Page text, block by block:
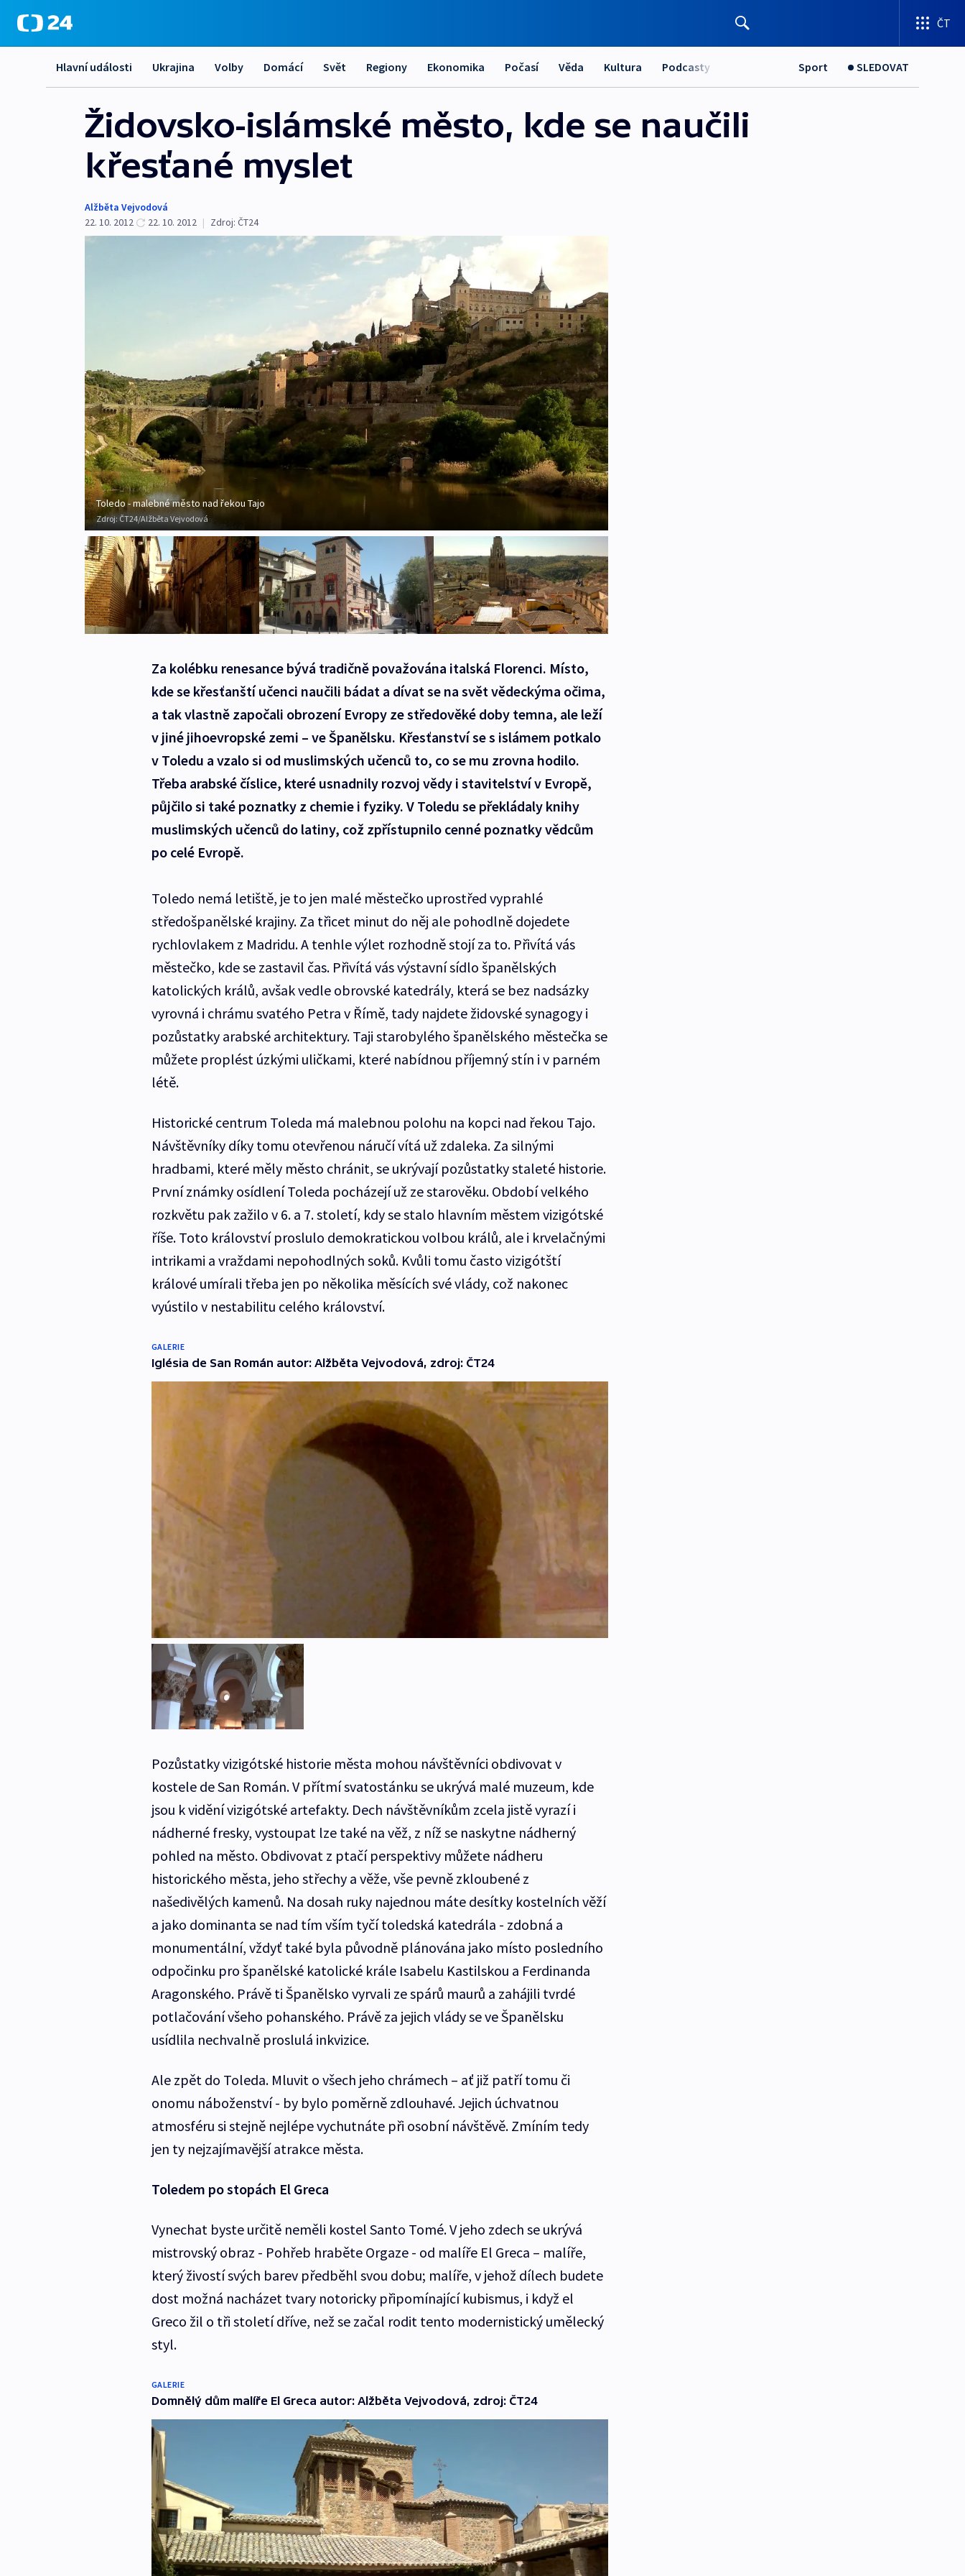
ČT
Hlavní události Ukrajina Volby Domácí Svět Regiony Ekonomika Počasí Věda Kultura Podcasty Sport SLEDOVAT
Židovsko-islámské město, kde se naučili
křesťané myslet
Alžběta Vejvodová
22. 10. 2012
22. 10. 2012 | Zdroj: ČT24
Toledo - malebné město nad řekou Tajo
Zdroj: ČT24/Alžběta Vejvodová
Za kolébku renesance bývá tradičně považována italská Florenci. Místo,
kde se křesťanští učenci naučili bádat a dívat se na svět vědeckýma očima,
a tak vlastně započali obrození Evropy ze středověké doby temna, ale leží
v jiné jihoevropské zemi – ve Španělsku. Křesťanství se s islámem potkalo
v Toledu a vzalo si od muslimských učenců to, co se mu zrovna hodilo.
Třeba arabské číslice, které usnadnily rozvoj vědy i stavitelství v Evropě,
půjčilo si také poznatky z chemie i fyziky. V Toledu se překládaly knihy
muslimských učenců do latiny, což zpřístupnilo cenné poznatky vědcům
po celé Evropě.
Toledo nemá letiště, je to jen malé městečko uprostřed vyprahlé
středošpanělské krajiny. Za třicet minut do něj ale pohodlně dojedete
rychlovlakem z Madridu. A tenhle výlet rozhodně stojí za to. Přivítá vás
městečko, kde se zastavil čas. Přivítá vás výstavní sídlo španělských
katolických králů, avšak vedle obrovské katedrály, která se bez nadsázky
vyrovná i chrámu svatého Petra v Římě, tady najdete židovské synagogy i
pozůstatky arabské architektury. Taji starobylého španělského městečka se
můžete proplést úzkými uličkami, které nabídnou příjemný stín i v parném
létě.
Historické centrum Toleda má malebnou polohu na kopci nad řekou Tajo.
Návštěvníky díky tomu otevřenou náručí vítá už zdaleka. Za silnými
hradbami, které měly město chránit, se ukrývají pozůstatky staleté historie.
První známky osídlení Toleda pocházejí už ze starověku. Období velkého
rozkvětu pak zažilo v 6. a 7. století, kdy se stalo hlavním městem vizigótské
říše. Toto království proslulo demokratickou volbou králů, ale i krvelačnými
intrikami a vraždami nepohodlných soků. Kvůli tomu často vizigótští
králové umírali třeba jen po několika měsících své vlády, což nakonec
vyústilo v nestabilitu celého království.
GALERIE
Iglésia de San Román autor: Alžběta Vejvodová, zdroj: ČT24
Pozůstatky vizigótské historie města mohou návštěvníci obdivovat v
kostele de San Román. V přítmí svatostánku se ukrývá malé muzeum, kde
jsou k vidění vizigótské artefakty. Dech návštěvníkům zcela jistě vyrazí i
nádherné fresky, vystoupat lze také na věž, z níž se naskytne nádherný
pohled na město. Obdivovat z ptačí perspektivy můžete nádheru
historického města, jeho střechy a věže, vše pevně zkloubené z
našedivělých kamenů. Na dosah ruky najednou máte desítky kostelních věží
a jako dominanta se nad tím vším tyčí toledská katedrála - zdobná a
monumentální, vždyť také byla původně plánována jako místo posledního
odpočinku pro španělské katolické krále Isabelu Kastilskou a Ferdinanda
Aragonského. Právě ti Španělsko vyrvali ze spárů maurů a zahájili tvrdé
potlačování všeho pohanského. Právě za jejich vlády se ve Španělsku
usídlila nechvalně proslulá inkvizice.
Ale zpět do Toleda. Mluvit o všech jeho chrámech – ať již patří tomu či
onomu náboženství - by bylo poměrně zdlouhavé. Jejich úchvatnou
atmosféru si stejně nejlépe vychutnáte při osobní návštěvě. Zmíním tedy
jen ty nejzajímavější atrakce města.
Toledem po stopách El Greca
Vynechat byste určitě neměli kostel Santo Tomé. V jeho zdech se ukrývá
mistrovský obraz - Pohřeb hraběte Orgaze - od malíře El Greca – malíře,
který živostí svých barev předběhl svou dobu; malíře, v jehož dílech budete
dost možná nacházet tvary notoricky připomínající kubismus, i když el
Greco žil o tři století dříve, než se začal rodit tento modernistický umělecký
styl.
GALERIE
Domnělý dům malíře El Greca autor: Alžběta Vejvodová, zdroj: ČT24